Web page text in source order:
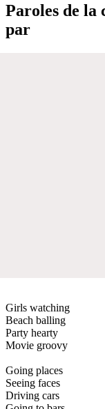
Paroles de la
par
Girls watching
Beach balling
Party hearty
Movie groovy
Going places
Seeing faces
Driving cars